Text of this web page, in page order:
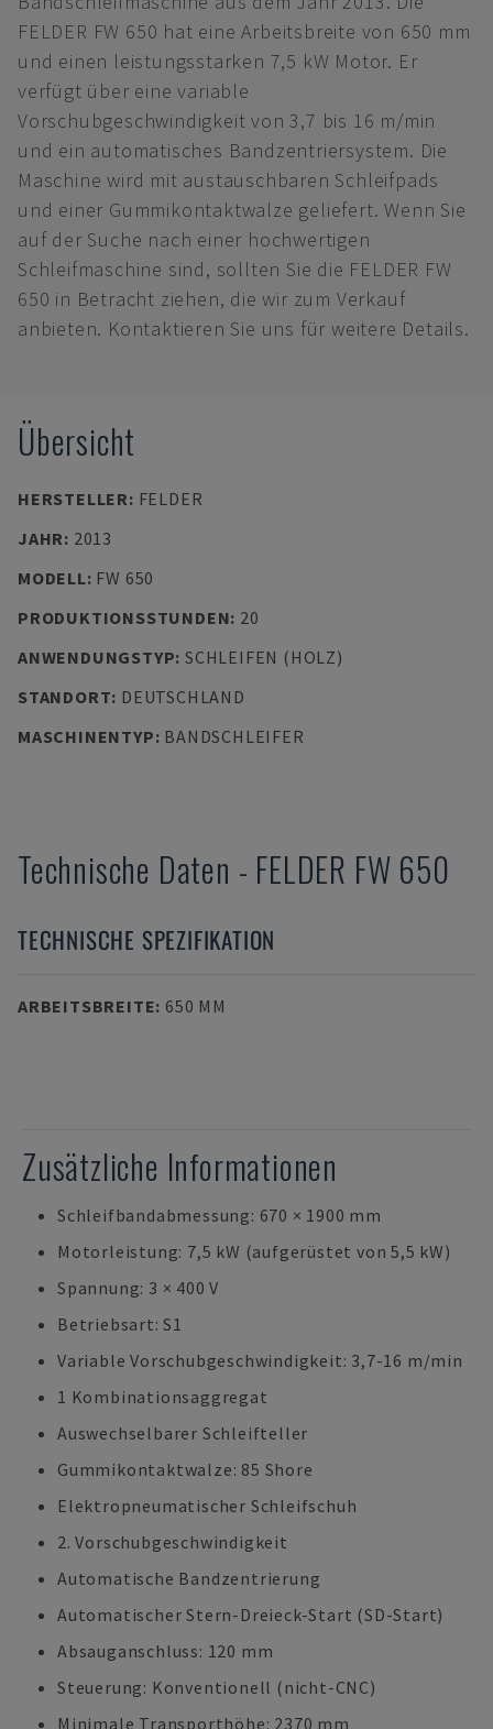
FELDER FW 650 hat eine Arbeitsbreite von 650 mm
und einen leistungsstarken 7,5 kW Motor. Er
verfügt über eine variable
Vorschubgeschwindigkeit von 3,7 bis 16 m/min
und ein automatisches Bandzentriersystem. Die
Maschine wird mit austauschbaren Schleifpads
und einer Gummikontaktwalze geliefert. Wenn Sie
auf der Suche nach einer hochwertigen
Schleifmaschine sind, sollten Sie die FELDER FW
650 in Betracht ziehen, die wir zum Verkauf
anbieten. Kontaktieren Sie uns für weitere Details.
Übersicht
HERSTELLER: FELDER
JAHR: 2013
MODELL: FW 650
PRODUKTIONSSTUNDEN: 20
ANWENDUNGSTYP: SCHLEIFEN (HOLZ)
STANDORT: DEUTSCHLAND
MASCHINENTYP: BANDSCHLEIFER
Technische Daten - FELDER FW 650
TECHNISCHE SPEZIFIKATION
ARBEITSBREITE: 650 MM
Zusätzliche Informationen
Schleifbandabmessung: 670 × 1900 mm
Motorleistung: 7,5 kW (aufgerüstet von 5,5 kW)
Spannung: 3 × 400 V
Betriebsart: S1
Variable Vorschubgeschwindigkeit: 3,7-16 m/min
1 Kombinationsaggregat
Auswechselbarer Schleifteller
Gummikontaktwalze: 85 Shore
Elektropneumatischer Schleifschuh
2. Vorschubgeschwindigkeit
Automatische Bandzentrierung
Automatischer Stern-Dreieck-Start (SD-Start)
Absauganschluss: 120 mm
Steuerung: Konventionell (nicht-CNC)
Minimale Transporthöhe: 2370 mm